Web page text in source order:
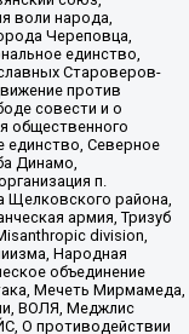
воли народа,
Череповца,
единство,
Староверов-
против
совести и о
общественного
единство, Северное
Динамо,
п.
Щелковского района,
армия, Тризуб
division,
Народная
объединение
Мечеть Мирмамеда,
ВОЛЯ, Меджлис
О противодействии